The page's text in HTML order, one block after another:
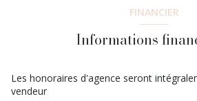
FINANCIER
Informations
Les honoraires d'agence seront
vendeur